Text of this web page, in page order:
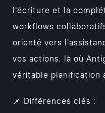
l'écriture et la
workflows
orienté vers
vos actions, là où
véritable planification
📌 Différences clés :